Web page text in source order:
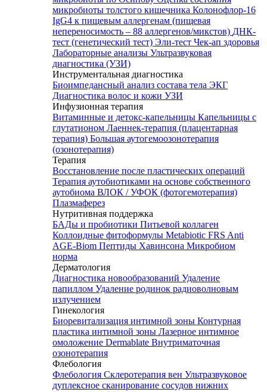
микробиоты толстого кишечника Колонофлор-16
IgG4 к пищевым аллергенам (пищевая
непереносимость – 88 аллергенов/микстов) ДНК-
тест (генетический тест) Эли-тест Чек-ап здоровья
Лабораторные анализы Ультразвуковая
диагностика (УЗИ)
Инструментальная диагностика
Биоимпедансный анализ состава тела ЭКГ
Диагностика волос и кожи УЗИ
Инфузионная терапия
Витаминные и детокс-капельницы Капельницы с
глутатионом Лаеннек-терапия (плацентарная
терапия) Большая аутогемоозонотерапия
(озонотерапия)
Терапия
Восстановление после пластических операций
Терапия аутобиотиками на основе собственного
аутобиома ВЛОК / УФОК (фотогемотерапия)
Плазмаферез
Нутритивная поддержка
БАДы и пробиотики Питьевой коллаген
Коллоидные фитоформулы Metabiotic FRS Anti
AGE-Biom Пептиды Хавинсона Микробиом
норма
Дерматология
Диагностика новообразований Удаление
папиллом Удаление родинок радиоволновым
излучением
Гинекология
Биоревитализация интимной зоны Контурная
пластика интимной зоны Лазерное интимное
омоложение Dermablate Внутриматочная
озонотерапия
Флебология
Флебология Склеротерапия вен Ультразвуковое
дуплексное сканирование сосудов нижних